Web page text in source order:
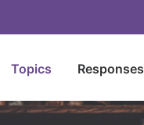
Topics Responses